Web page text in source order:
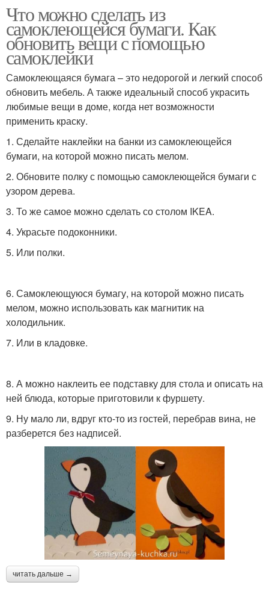
Что можно сделать из
самоклеющейся бумаги. Как
обновить вещи с помощью
самоклейки
Самоклеющаяся бумага – это недорогой и легкий способ
обновить мебель. А также идеальный способ украсить
любимые вещи в доме, когда нет возможности
применить краску.
1. Сделайте наклейки на банки из самоклеющейся
бумаги, на которой можно писать мелом.
2. Обновите полку с помощью самоклеющейся бумаги с
узором дерева.
3. То же самое можно сделать со столом IKEA.
4. Украсьте подоконники.
5. Или полки.
6. Самоклеющуюся бумагу, на которой можно писать
мелом, можно использовать как магнитик на
холодильник.
7. Или в кладовке.
8. А можно наклеить ее подставку для стола и описать на
ней блюда, которые приготовили к фуршету.
9. Ну мало ли, вдруг кто-то из гостей, перебрав вина, не
разберется без надписей.
читать дальше →